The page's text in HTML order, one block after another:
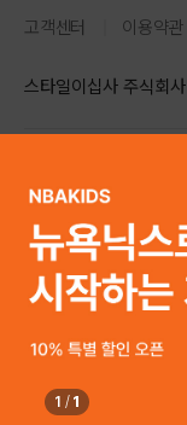
상품고시정보
[겉감]
색상
OFF
고객센터 이용약관
스타일이십사 주식회사
주소 : 서울시 강남구 논현로
사업자등록번호 : 116-81-
통신판매업신고번호 : 제
호스팅 서비스 : 스타일이십사
고객센터 1544-5336(평일
스타일24 고객센터 1544-
평일 09:00~ 18:00 (토/일/공휴
help Email :
COPYRIGHTⓒ2021
1 / 1